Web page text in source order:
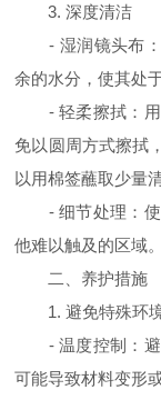
3. 深度清洁
- 湿润镜头布：
余的水分，使其处
- 轻柔擦拭：用
免以圆周方式擦拭
以用棉签蘸取少量
- 细节处理：使
他难以触及的区域。
二、养护措施
1. 避免特殊环
- 温度控制：避
可能导致材料变形